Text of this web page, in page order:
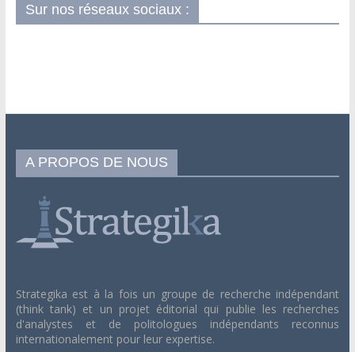
Sur nos réseaux sociaux :
A PROPOS DE NOUS
Strategika est à la fois un groupe de recherche indépendant
(think tank) et un projet éditorial qui publie les recherches
d'analystes et de politologues indépendants reconnus
internationalement pour leur expertise.